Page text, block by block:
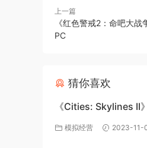
上一篇
《红色警戒2：命吧大
PC
猜你喜欢
《Cities: Skylines II
源 模拟经营 2023-11-